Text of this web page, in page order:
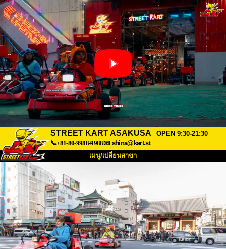
STREET KART ASAKUSA
OPEN 9:30-21:30
📞+81-80-9988-9988📧 shina@kart.st
เมนู/เปลี่ยนสาขา
เกี่ยวกับ สเปค ราคา
การเข้าถึง เสียงจากผู้ใช้ คำถามที่พบบ่อย
บริษัท การจอง
เปลี่ยนสาขา